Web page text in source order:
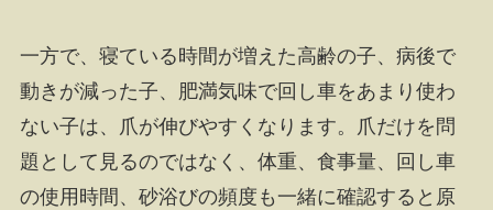
一方で、寝ている時間が増えた高齢の子、病後で
動きが減った子、肥満気味で回し車をあまり使わ
ない子は、爪が伸びやすくなります。爪だけを問
題として見るのではなく、体重、食事量、回し車
の使用時間、砂浴びの頻度も一緒に確認すると原